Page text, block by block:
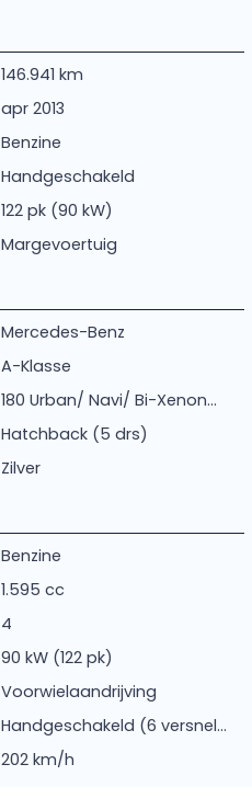
146.941 km
apr 2013
Benzine
Handgeschakeld
122 pk (90 kW)
Margevoertuig
Mercedes-Benz
A-Klasse
180 Urban/ Navi/ Bi-Xenon...
Hatchback (5 drs)
Zilver
Benzine
1.595 cc
4
90 kW (122 pk)
Voorwielaandrijving
Handgeschakeld (6 versnel...
202 km/h